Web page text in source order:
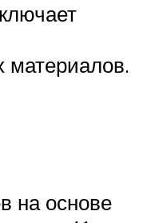
материалов.
на основе